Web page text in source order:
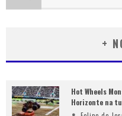
+
Hot Wheels
Horizonte na